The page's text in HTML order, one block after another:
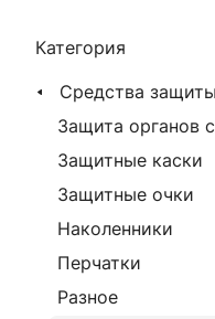
Категория
Средства
Защита органов
Защитные каски
Защитные очки
Наколенники
Перчатки
Разное